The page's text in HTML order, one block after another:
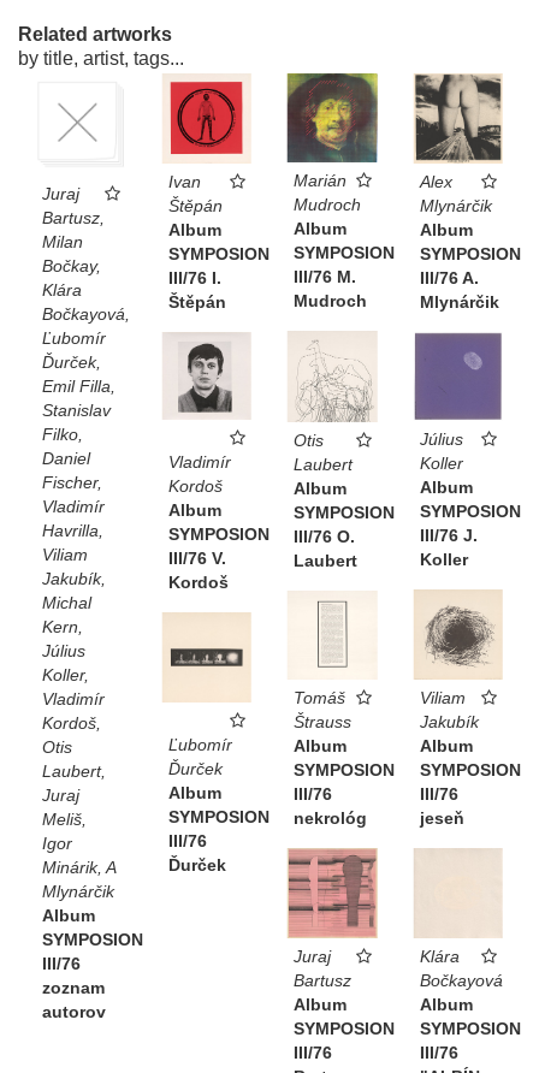
Related artworks
by title, artist, tags...
Juraj
Bartusz,
Milan
Bočkay,
Klára
Bočkayová,
Ľubomír
Ďurček,
Emil Filla,
Stanislav
Filko,
Daniel
Fischer,
Vladimír
Havrilla,
Viliam
Jakubík,
Michal
Kern,
Július
Koller,
Vladimír
Kordoš,
Otis
Laubert,
Juraj
Meliš,
Igor
Minárik, A
Mlynárčik
Album
SYMPOSION
III/76
zoznam
autorov
Ivan
Štěpán
Album
SYMPOSION
III/76 I.
Štěpán
Marián
Mudroch
Album
SYMPOSION
III/76 M.
Mudroch
Alex
Mlynárčik
Album
SYMPOSION
III/76 A.
Mlynárčik
Otis
Laubert
Album
SYMPOSION
III/76 O.
Laubert
Vladimír
Kordoš
Album
SYMPOSION
III/76 V.
Kordoš
Július
Koller
Album
SYMPOSION
III/76 J.
Koller
Viliam
Jakubík
Album
SYMPOSION
III/76
jeseň
Tomáš
Štrauss
Album
SYMPOSION
III/76
nekrológ
Ľubomír
Ďurček
Album
SYMPOSION
III/76
Ďurček
Klára
Bočkayová
Album
SYMPOSION
III/76
Juraj
Bartusz
Album
SYMPOSION
III/76